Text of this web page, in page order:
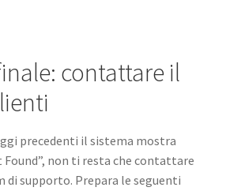
contattare il
precedenti il sistema mostra
Found”, non ti resta che contattare
supporto. Prepara le seguenti